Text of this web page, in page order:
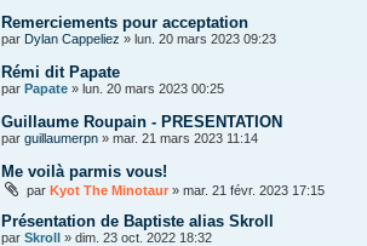
Remerciements pour acceptation
par Dylan Cappeliez » lun. 20 mars 2023 09:23
Rémi dit Papate
par Papate » lun. 20 mars 2023 00:25
Guillaume Roupain - PRESENTATION
par guillaumerpn » mar. 21 mars 2023 11:14
Me voilà parmis vous!
par Kyot The Minotaur » mar. 21 févr. 2023 17:15
Présentation de Baptiste alias Skroll
par Skroll » dim. 23 oct. 2022 18:32